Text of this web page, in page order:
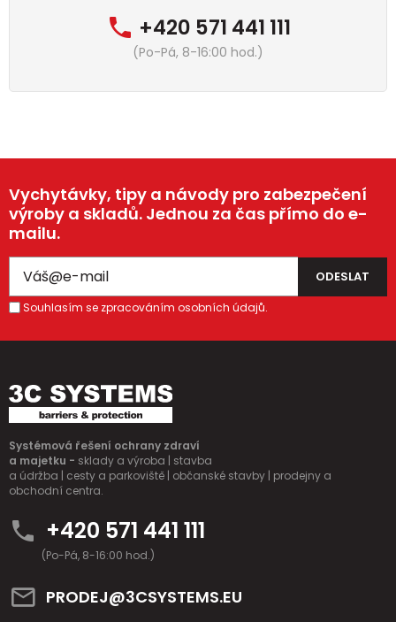
+420 571 441 111
(Po-Pá, 8-16:00 hod.)
Vychytávky, tipy a návody pro zabezpečení
výroby a skladů. Jednou za čas přímo do e-
mailu.
Souhlasím se zpracováním osobních údajů.
Systémová řešení ochrany zdraví
a majetku - sklady a výroba | stavba
a údržba | cesty a parkoviště | občanské stavby | prodejny a
obchodní centra.
+420 571 441 111
(Po-Pá, 8-16:00 hod.)
PRODEJ@3CSYSTEMS.EU